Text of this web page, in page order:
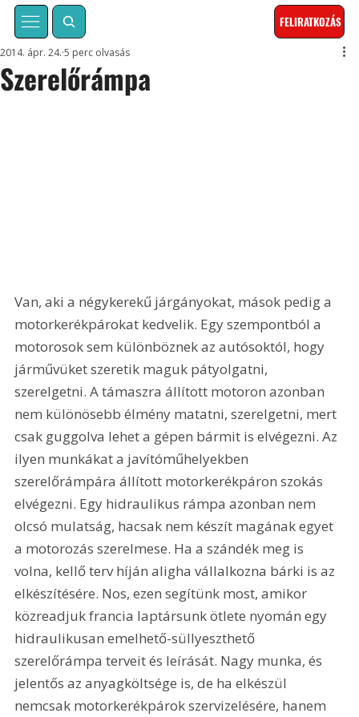
FELIRATKOZÁS
Szerelőrámpa
2014. ápr. 24. 5 perc olvasás
Van, aki a négykerekű járgányokat, mások pedig a
motorkerékpárokat kedvelik. Egy szempontból a
motorosok sem különböznek az autósoktól, hogy
járművüket szeretik maguk pátyolgatni,
szerelgetni. A támaszra állított motoron azonban
nem különösebb élmény matatni, szerelgetni, mert
csak guggolva lehet a gépen bármit is elvégezni. Az
ilyen munkákat a javítóműhelyekben
szerelőrámpára állított motorkerékpáron szokás
elvégezni. Egy hidraulikus rámpa azonban nem
olcsó mulatság, hacsak nem készít magának egyet
a motorozás szerelmese. Ha a szándék meg is
volna, kellő terv híján aligha vállalkozna bárki is az
elkészítésére. Nos, ezen segítünk most, amikor
közreadjuk francia laptársunk ötlete nyomán egy
hidraulikusan emelhető-süllyeszthető
szerelőrámpa terveit és leírását. Nagy munka, és
jelentős az anyagköltsége is, de ha elkészül
nemcsak motorkerékpárok szervizelésére, hanem